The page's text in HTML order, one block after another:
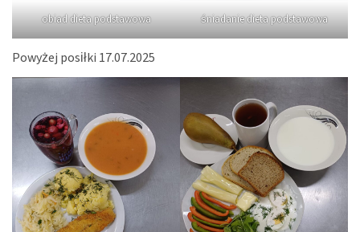
obiad dieta podstawowa śniadanie dieta podstawowa
Powyżej posiłki 17.07.2025